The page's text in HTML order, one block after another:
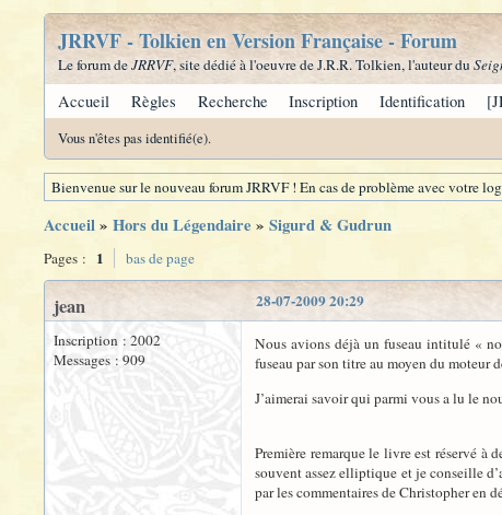
JRRVF - Tolkien en Version Française - Forum
Le forum deJRRVF, site dédié à l'oeuvre de J.R.R. Tolkien, l'auteur du
Accueil Règles Recherche Inscription Identification
Vous n'êtes pas identifié(e).
Bienvenue sur le nouveau forum JRRVF ! En cas de problème avec votre
Accueil» Hors du Légendaire » Sigurd & Gudrun
Pages : 1 bas de page
28-07-2009 20:29
jean
Inscription : 2002
Messages : 909
Nous avions déjà un fuseau intitulé «
fuseau par son titre au moyen du moteur
J’aimerai savoir qui parmi vous a lu le
Première remarque le livre est réservé
souvent assez elliptique et je conseille
par les commentaires de Christopher en